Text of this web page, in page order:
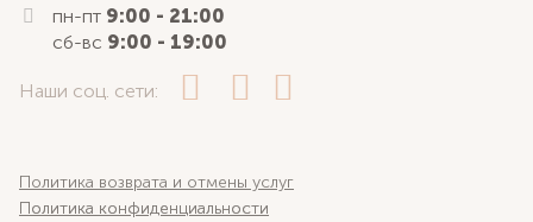
пн-пт 9:00 - 21:00
сб-вс 9:00 - 19:00
Наши соц. сети:
Политика возврата и отмены услуг
Политика конфиденциальности